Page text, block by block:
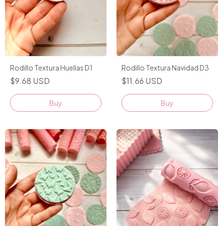
Rodillo Textura Huellas D1
$9.68 USD
Rodillo Textura Navidad D3
$11.66 USD